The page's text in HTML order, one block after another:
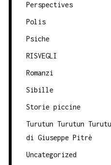
Perspectives
Polis
Psiche
RISVEGLI
Romanzi
Sibille
Storie piccine
Turutun Turutun
di Giuseppe Pitrè
Uncategorized